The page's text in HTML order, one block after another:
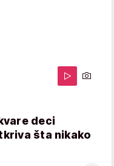
deci
šta nikako